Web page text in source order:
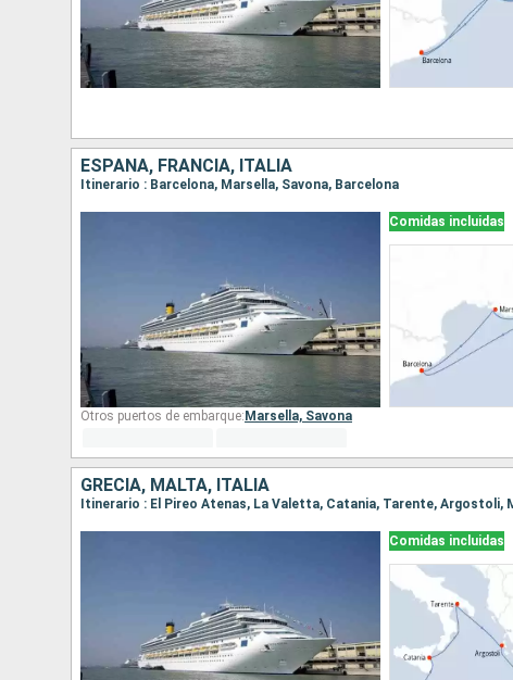
ESPAÑA, FRANCIA, ITALIA
Itinerario : Barcelona, Marsella, Savona, Barcelona
Comidas incluidas
Otros puertos de embarque: Marsella, Savona
GRECIA, MALTA, ITALIA
Itinerario : El Pireo Atenas, La Valetta, Catania, Tarente, Argostoli,
Comidas incluidas